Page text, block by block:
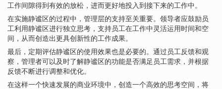
工作间隙得到有效的放松，进而更好地投入到接下来的工作中。
在实施静谧区的过程中，管理层的支持至关重要。领导者应鼓励员
工利用静谧区进行独立思考，支持员工在工作中灵活运用时间和空
间，从而创造出更具创新性的工作成果。
最后，定期评估静谧区的使用效果也是必要的。通过员工反馈和观
察，管理者可以及时了解静谧区的功能是否满足员工需求，并根据
反馈不断进行调整和优化。
在这样一个快速发展的商业环境中，创造一个高效的思考空间，将